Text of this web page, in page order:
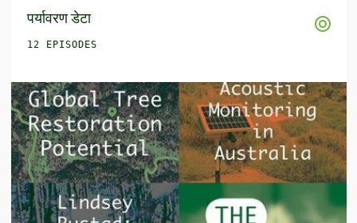
पर्यावरण डेटा
12 EPISODES